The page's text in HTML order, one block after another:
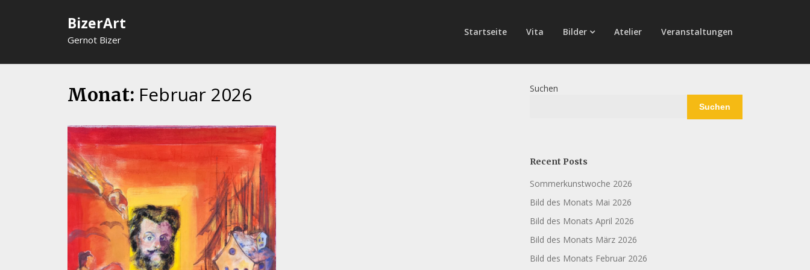
BizerArt
Gernot Bizer
Startseite Vita Bilder Atelier Veranstaltungen
Monat: Februar 2026 Suchen
Suchen
Recent Posts
Sommerkunstwoche 2026
Bild des Monats Mai 2026
Bild des Monats April 2026
Bild des Monats März 2026
Bild des Monats Februar 2026